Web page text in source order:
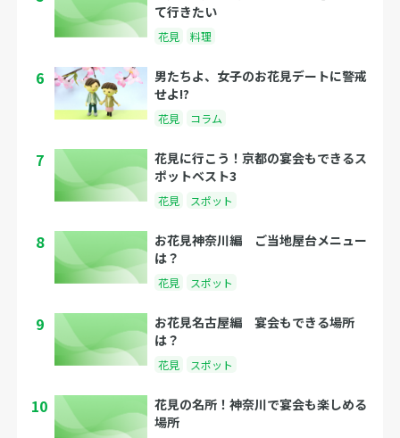
て行きたい
花見 料理
6
男たちよ、女子のお花見デートに警戒
せよ!?
花見 コラム
7
花見に行こう！京都の宴会もできるス
ポットベスト3
花見 スポット
8
お花見神奈川編 ご当地屋台メニュー
は？
花見 スポット
9
お花見名古屋編 宴会もできる場所
は？
花見 スポット
10
花見の名所！神奈川で宴会も楽しめる
場所